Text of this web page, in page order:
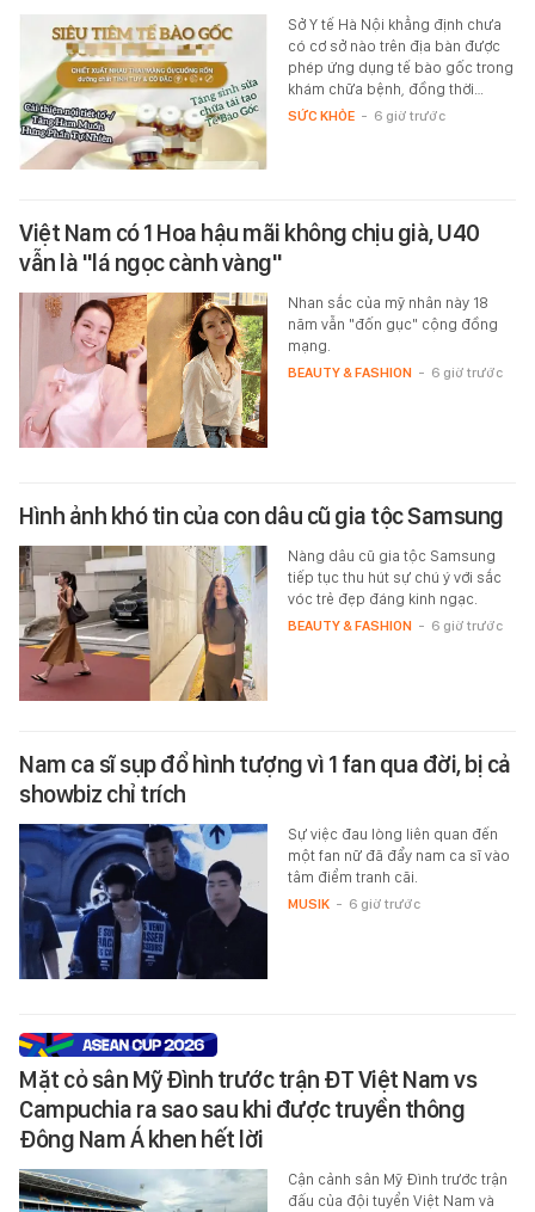
Sở Y tế Hà Nội khẳng định chưa
có cơ sở nào trên địa bàn được
phép ứng dụng tế bào gốc trong
khám chữa bệnh, đồng thời…
SỨC KHỎE - 6 giờ trước
Việt Nam có 1 Hoa hậu mãi không chịu già, U40
vẫn là "lá ngọc cành vàng"
Nhan sắc của mỹ nhân này 18
năm vẫn "đốn gục" cộng đồng
mạng.
BEAUTY & FASHION - 6 giờ trước
Hình ảnh khó tin của con dâu cũ gia tộc Samsung
Nàng dâu cũ gia tộc Samsung
tiếp tục thu hút sự chú ý với sắc
vóc trẻ đẹp đáng kinh ngạc.
BEAUTY & FASHION - 6 giờ trước
Nam ca sĩ sụp đổ hình tượng vì 1 fan qua đời, bị cả
showbiz chỉ trích
Sự việc đau lòng liên quan đến
một fan nữ đã đẩy nam ca sĩ vào
tâm điểm tranh cãi.
MUSIK - 6 giờ trước
Mặt cỏ sân Mỹ Đình trước trận ĐT Việt Nam vs
Campuchia ra sao sau khi được truyền thông
Đông Nam Á khen hết lời
Cận cảnh sân Mỹ Đình trước trận
đấu của đội tuyển Việt Nam và